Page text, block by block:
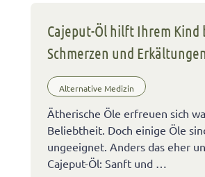
Cajeput-Öl hilft Ihrem Kind
Schmerzen und Erkältungen
Alternative Medizin
Ätherische Öle erfreuen sich
Beliebtheit. Doch einige Öle
ungeeignet. Anders das eher
Cajeput-Öl: Sanft und …